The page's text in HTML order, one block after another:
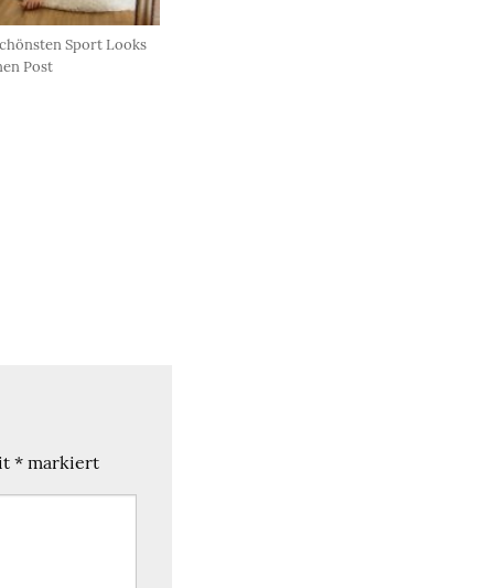
Sport Looks
Post
* markiert